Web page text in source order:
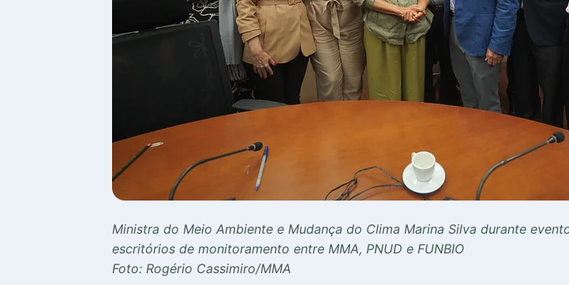
Ministra do Meio Ambiente e Mudança do Clima Marina Silva durante
escritórios de monitoramento entre MMA, PNUD e FUNBIO
Foto: Rogério Cassimiro/MMA